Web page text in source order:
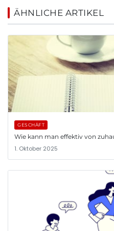
ÄHNLICHE ARTIKEL
GESCHÄFT
Wie kann man effektiv von
1. Oktober 2025